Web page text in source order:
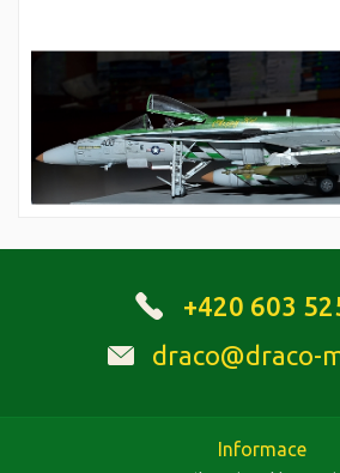
+420 603
draco@draco-
Informace